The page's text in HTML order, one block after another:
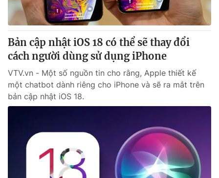
Bản cập nhật iOS 18 có thể sẽ thay đổi
cách người dùng sử dụng iPhone
VTV.vn - Một số nguồn tin cho rằng, Apple thiết kế
một chatbot dành riêng cho iPhone và sẽ ra mắt trên
bản cập nhật iOS 18.